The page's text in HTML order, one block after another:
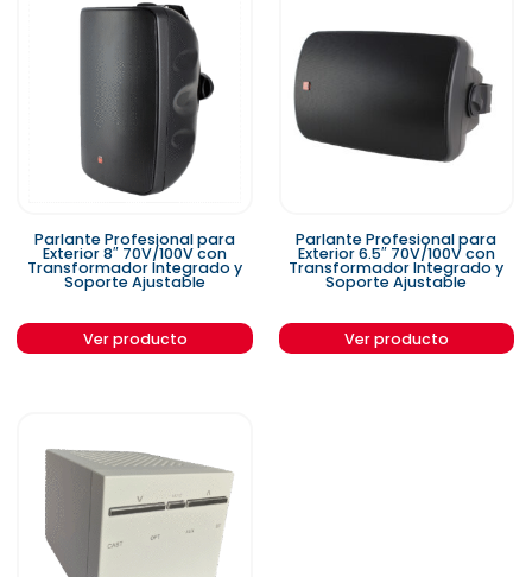
Parlante Profesional para
Exterior 8″ 70V/100V con
Transformador Integrado y
Soporte Ajustable
Ver producto
Parlante Profesional para
Exterior 6.5″ 70V/100V con
Transformador Integrado y
Soporte Ajustable
Ver producto